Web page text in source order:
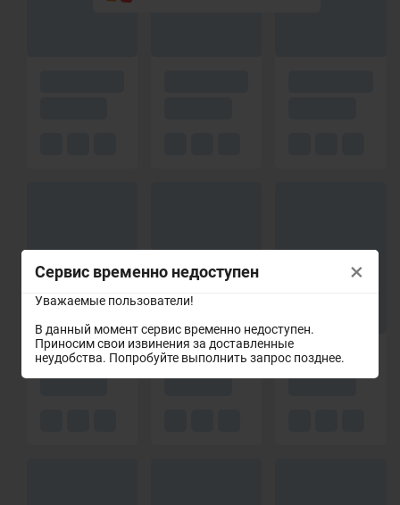
Сервис временно недоступен
Уважаемые пользователи!
В данный момент сервис временно недоступен.
Приносим свои извинения за доставленные
неудобства. Попробуйте выполнить запрос позднее.
×